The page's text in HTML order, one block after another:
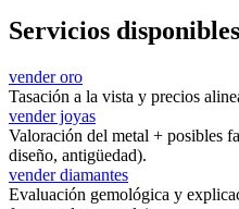
Servicios
vender oro
Tasación a la vista y precios
vender joyas
Valoración del metal + posibles
diseño, antigüedad).
vender diamantes
Evaluación gemológica y